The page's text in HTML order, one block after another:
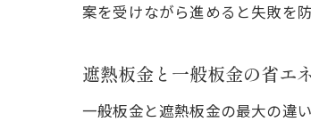
案を受けながら進めると失敗を防
遮熱板金と一般板金の省エ
一般板金と遮熱板金の最大の違